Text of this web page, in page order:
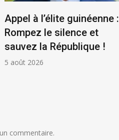
Appel à l’élite guinéenne :
Rompez le silence et
sauvez la République !
5 août 2026
commentaire.